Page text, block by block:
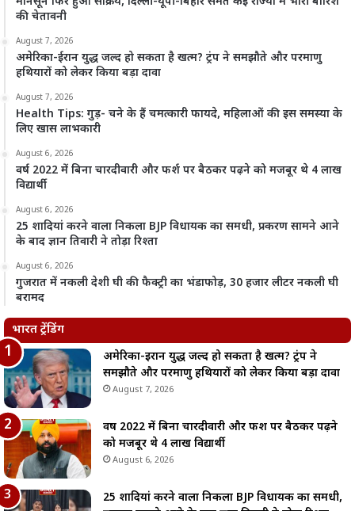
की चेतावनी
August 7, 2026
अमेरिका-ईरान युद्ध जल्द हो सकता है खत्म? ट्रंप ने समझौते और परमाणु
हथियारों को लेकर किया बड़ा दावा
August 7, 2026
Health Tips: गुड़- चने के हैं चमत्कारी फायदे, महिलाओं की इस समस्या के
लिए खास लाभकारी
August 6, 2026
वर्ष 2022 में बिना चारदीवारी और फर्श पर बैठकर पढ़ने को मजबूर थे 4 लाख
विद्यार्थी
August 6, 2026
25 शादियां करने वाला निकला BJP विधायक का समधी, प्रकरण सामने आने
के बाद ज्ञान तिवारी ने तोड़ा रिश्ता
August 6, 2026
गुजरात में नकली देशी घी की फैक्ट्री का भंडाफोड़, 30 हजार लीटर नकली घी
बरामद
भारत ट्रेंडिंग
अमेरिका-ईरान युद्ध जल्द हो सकता है खत्म? ट्रंप ने
समझौते और परमाणु हथियारों को लेकर किया बड़ा दावा
August 7, 2026
वर्ष 2022 में बिना चारदीवारी और फर्श पर बैठकर पढ़ने
को मजबूर थे 4 लाख विद्यार्थी
August 6, 2026
25 शादियां करने वाला निकला BJP विधायक का समधी,